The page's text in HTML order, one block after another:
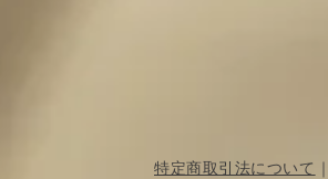
特定商取引法について ｜